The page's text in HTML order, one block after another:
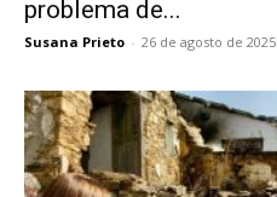
problema de...
Susana Prieto - 26 de agosto de 2025